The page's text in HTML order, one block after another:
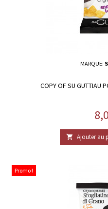
MARQUE:
COPY OF SU GUTTIAU
 Ajouter au
Promo !